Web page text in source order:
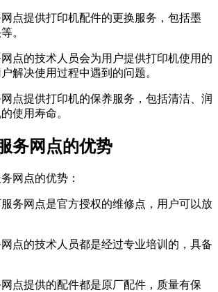
点提供打印机配件的更换服务，包括墨
。
点的技术人员会为用户提供打印机使用的
解决使用过程中遇到的问题。
点提供打印机的保养服务，包括清洁、润
使用寿命。
务网点的优势
网点的优势：
务网点是官方授权的维修点，用户可以放
点的技术人员都是经过专业培训的，具备
点提供的配件都是原厂配件，质量有保